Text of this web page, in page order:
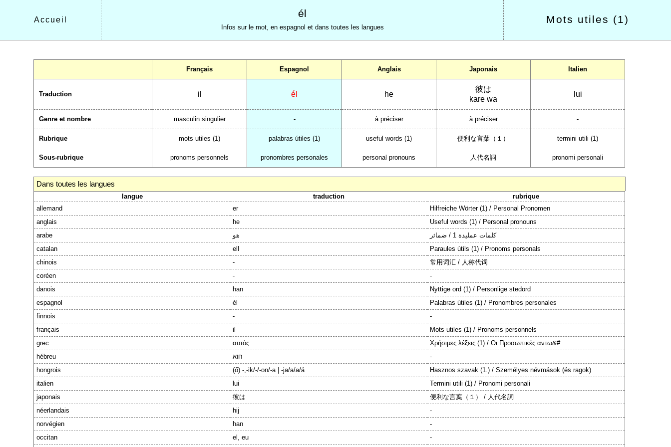
Accueil
él
Infos sur le mot, en espagnol et dans toutes les langues
Mots utiles (1)
Français Espagnol Anglais Japonais Italien
Traduction il él he
彼は
kare wa
lui
Genre et nombre masculin singulier - à préciser à préciser -
Rubrique mots utiles (1) palabras útiles (1) useful words (1) 便利な言葉（１） termini utili (1)
Sous-rubrique pronoms personnels pronombres personales personal pronouns 人代名詞 pronomi personali
Dans toutes les langues
langue traduction
rubrique
allemand
er
Hilfreiche Wörter (1) / Personal Pronomen
anglais
he
Useful words (1) / Personal pronouns
arabe
هو
كلمات عمليدة 1 / ضمائر
catalan
ell
Paraules útils (1) / Pronoms personals
chinois
-
常用词汇 / 人称代词
coréen
-
-
danois
han
Nyttige ord (1) / Personlige stedord
espagnol
él
Palabras útiles (1) / Pronombres personales
finnois
-
-
français
il
Mots utiles (1) / Pronoms personnels
grec
αυτός
Χρήσιμες λέξεις (1) / Οι Προσωπικές αντω&#
hébreu
חוא
-
hongrois
(ő) -,-ik/-/-on/-a | -ja/a/a/á
Hasznos szavak (1.) / Személyes névmások (és ragok)
italien
lui
Termini utili (1) / Pronomi personali
japonais
彼は
便利な言葉（１） / 人代名詞
néerlandais
hij
-
norvégien
han
-
occitan
el, eu -